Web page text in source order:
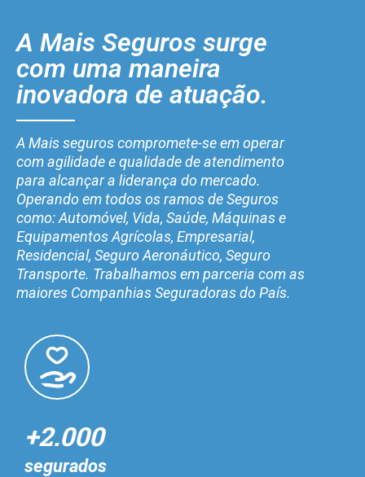
A Mais Seguros surge
com uma maneira
inovadora de atuação.
A Mais seguros compromete-se em operar
com agilidade e qualidade de atendimento
para alcançar a liderança do mercado.
Operando em todos os ramos de Seguros
como: Automóvel, Vida, Saúde, Máquinas e
Equipamentos Agrícolas, Empresarial,
Residencial, Seguro Aeronáutico, Seguro
Transporte. Trabalhamos em parceria com as
maiores Companhias Seguradoras do País.
+2.000
segurados